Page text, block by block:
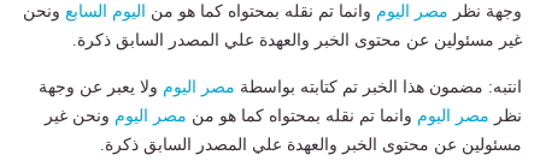
وجهة نظر مصر اليوم وانما تم نقله بمحتواه كما هو من اليوم السابع ونحن
غير مسئولين عن محتوى الخبر والعهدة علي المصدر السابق ذكرة.
انتبه: مضمون هذا الخبر تم كتابته بواسطة مصر اليوم ولا يعبر عن وجهة
نظر مصر اليوم وانما تم نقله بمحتواه كما هو من مصر اليوم ونحن غير
مسئولين عن محتوى الخبر والعهدة علي المصدر السابق ذكرة.